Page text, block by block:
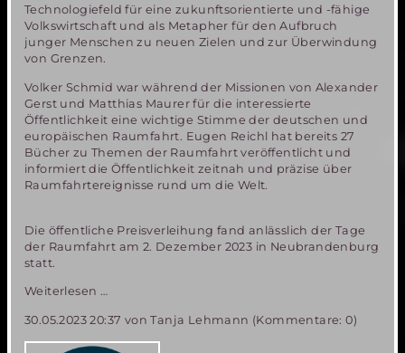
Technologiefeld für eine zukunftsorientierte und -fähige
Volkswirtschaft und als Metapher für den Aufbruch
junger Menschen zu neuen Zielen und zur Überwindung
von Grenzen.
Volker Schmid war während der Missionen von Alexander
Gerst und Matthias Maurer für die interessierte
Öffentlichkeit eine wichtige Stimme der deutschen und
europäischen Raumfahrt. Eugen Reichl hat bereits 27
Bücher zu Themen der Raumfahrt veröffentlicht und
informiert die Öffentlichkeit zeitnah und präzise über
Raumfahrtereignisse rund um die Welt.
Die öffentliche Preisverleihung fand anlässlich der Tage
der Raumfahrt am 2. Dezember 2023 in Neubrandenburg
statt.
Weiterlesen …
„Silberner
Meridian
30.05.2023 20:37 von Tanja Lehmann (Kommentare: 0)